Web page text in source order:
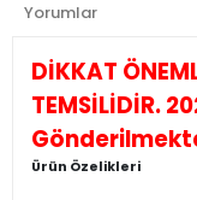
Yorumlar
DİKKAT
TEMSİLİDİR.
Ürün Özelikleri